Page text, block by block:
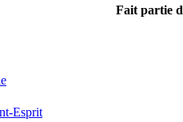
Fait partie
Esprit